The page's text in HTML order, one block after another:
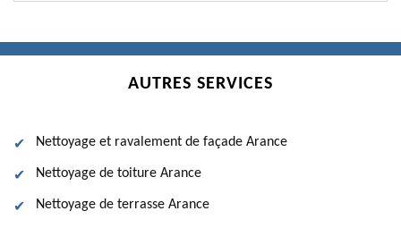
AUTRES SERVICES
Nettoyage et ravalement de façade Arance
Nettoyage de toiture Arance
Nettoyage de terrasse Arance